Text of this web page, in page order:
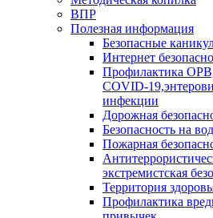
ВПР
Полезная информация
Безопасные
Интернет
Профилактика
COVID-
инфекции
Дорожная
Безопасность на
Пожарная
экстремистская
Территория
Профилактика